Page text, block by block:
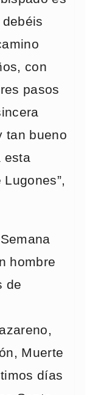
con
pasos
tan bueno
esta
hombre
de
Muerte
días